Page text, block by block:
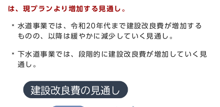
は、現プランより増加する見通し。
水道事業では、令和20年代まで建設改良費が増加する
ものの、以降は緩やかに減少していく見通し。
下水道事業では、段階的に建設改良費が増加していく見
通し。